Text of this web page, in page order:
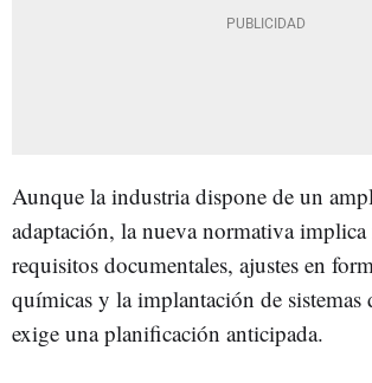
Aunque la industria dispone de un
adaptación, la nueva normativa implica
requisitos documentales, ajustes en
químicas y la implantación de sistemas
exige una planificación anticipada.